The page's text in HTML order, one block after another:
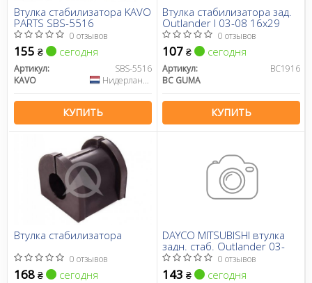
Втулка стабилизатора KAVO
PARTS SBS-5516
0 отзывов
155 ₴ сегодня
Артикул:
SBS-5516
KAVO
Нидерланды
КУПИТЬ
Втулка стабилизатора зад.
Outlander I 03-08 16х29
0 отзывов
107 ₴ сегодня
Артикул:
BC1916
BC GUMA
КУПИТЬ
Втулка стабилизатора
0 отзывов
168 ₴ сегодня
DAYCO MITSUBISHI втулка
задн. стаб. Outlander 03-
0 отзывов
143 ₴ сегодня